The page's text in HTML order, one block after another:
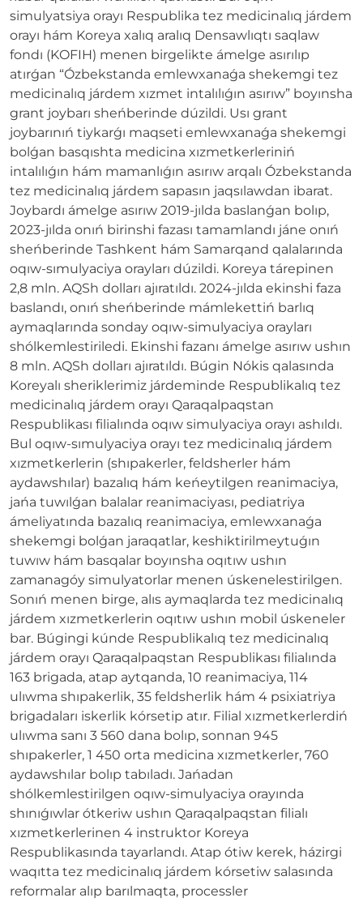
simulyatsiya orayı Respublika tez medicinalıq járdem
orayı hám Koreya xalıq aralıq Densawlıqtı saqlaw
fondı (KOFIH) menen birgelikte ámelge asırılıp
atırǵan “Ózbekstanda emlewxanaǵa shekemgi tez
medicinalıq járdem xızmet intalılıǵın asırıw” boyınsha
grant joybarı sheńberinde dúzildi. Usı grant
joybarınıń tiykarǵı maqseti emlewxanaǵa shekemgi
bolǵan basqıshta medicina xızmetkerleriniń
intalılıǵın hám mamanlıǵın asırıw arqalı Ózbekstanda
tez medicinalıq járdem sapasın jaqsılawdan ibarat.
Joybardı ámelge asırıw 2019-jılda baslanǵan bolıp,
2023-jılda onıń birinshi fazası tamamlandı jáne onıń
sheńberinde Tashkent hám Samarqand qalalarında
oqıw-sımulyaciya orayları dúzildi. Koreya tárepinen
2,8 mln. AQSh dolları ajıratıldı. 2024-jılda ekinshi faza
baslandı, onıń sheńberinde mámlekettiń barlıq
aymaqlarında sonday oqıw-simulyaciya orayları
shólkemlestiriledi. Ekinshi fazanı ámelge asırıw ushın
8 mln. AQSh dolları ajıratıldı. Búgin Nókis qalasında
Koreyalı sheriklerimiz járdeminde Respublikalıq tez
medicinalıq járdem orayı Qaraqalpaqstan
Respublikası filialında oqıw simulyaсiya orayı ashıldı.
Bul oqıw-sımulyaсiya orayı tez medicinalıq járdem
xızmetkerlerin (shıpakerler, feldsherler hám
aydawshılar) bazalıq hám keńeytilgen reanimaciya,
jańa tuwılǵan balalar reanimaciyası, pediatriya
ámeliyatında bazalıq reanimaciya, emlewxanaǵa
shekemgi bolǵan jaraqatlar, keshiktirilmeytuǵın
tuwıw hám basqalar boyınsha oqıtıw ushın
zamanagóy simulyatorlar menen úskenelestirilgen.
Sonıń menen birge, alıs aymaqlarda tez medicinalıq
járdem xızmetkerlerin oqıtıw ushın mobil úskeneler
bar. Búgingi kúnde Respublikalıq tez medicinalıq
járdem orayı Qaraqalpaqstan Respublikası filialında
163 brigada, atap aytqanda, 10 reanimaciya, 114
ulıwma shıpakerlik, 35 feldsherlik hám 4 psixiatriya
brigadaları iskerlik kórsetip atır. Filial xızmetkerlerdiń
ulıwma sanı 3 560 dana bolıp, sonnan 945
shıpakerler, 1 450 orta medicina xızmetkerler, 760
aydawshılar bolıp tabıladı. Jańadan
shólkemlestirilgen oqıw-simulyaciya orayında
shınıǵıwlar ótkeriw ushın Qaraqalpaqstan filialı
xızmetkerlerinen 4 instruktor Koreya
Respublikasında tayarlandı. Atap ótiw kerek, házirgi
waqıtta tez medicinalıq járdem kórsetiw salasında
reformalar alıp barılmaqta, processler